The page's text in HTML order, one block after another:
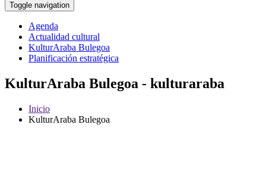
Toggle navigation
Agenda
Actualidad cultural
KulturAraba Bulegoa
Planificación estratégica
KulturAraba Bulegoa - kulturaraba
Inicio
KulturAraba Bulegoa